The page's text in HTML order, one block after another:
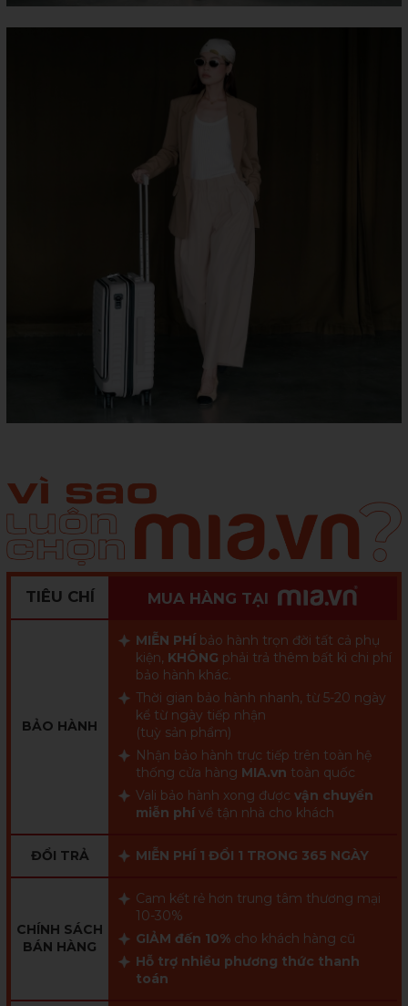
TIÊU CHÍ MUA HÀNG TẠI
BẢO HÀNH
MIỄN PHÍ bảo hành trọn đời tất cả phụ
kiện, KHÔNG phải trả thêm bất kì chi phí
bảo hành khác.
Thời gian bảo hành nhanh, từ 5-20 ngày
kể từ ngày tiếp nhận
(tuỳ sản phẩm)
Nhận bảo hành trực tiếp trên toàn hệ
thống cửa hàng MIA.vn toàn quốc
Vali bảo hành xong được vận chuyển
miễn phí về tận nhà cho khách
ĐỔI TRẢ MIỄN PHÍ 1 ĐỔI 1 TRONG 365 NGÀY
CHÍNH SÁCH
BÁN HÀNG
Cam kết rẻ hơn trung tâm thương mại
10-30%
GIẢM đến 10% cho khách hàng cũ
Hỗ trợ nhiều phương thức thanh
toán